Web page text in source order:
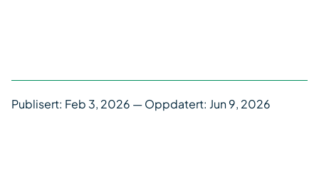
Publisert: Feb 3, 2026 — Oppdatert: Jun 9, 2026